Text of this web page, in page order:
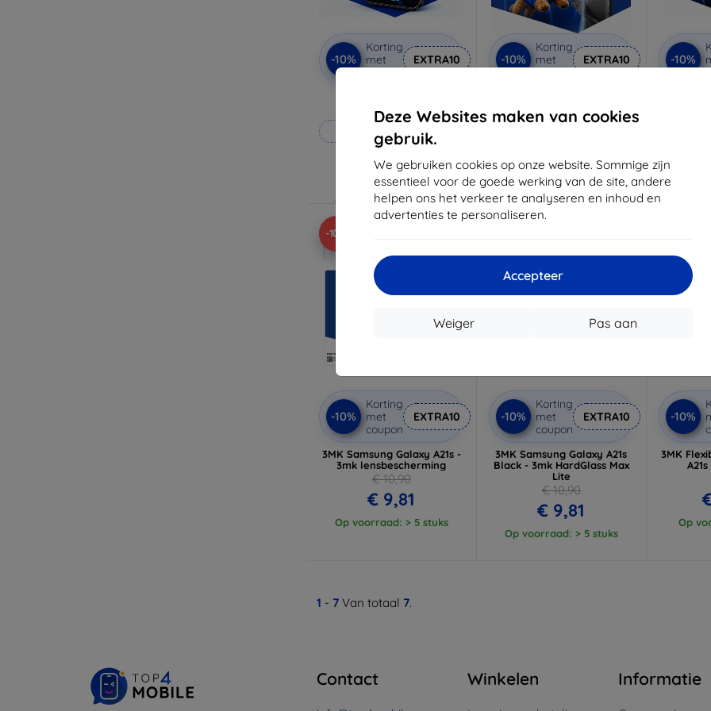
Deze Websites maken van cookies
gebruik.
We gebruiken cookies op onze website. Sommige zijn
essentieel voor de goede werking van de site, andere
helpen ons het verkeer te analyseren en inhoud en
advertenties te personaliseren.
Accepteer
Pas aan
Weiger
-10%
Korting
met
coupon
EXTRA10
Op maat gemaakt
€ 17,90
€ 16,11
Op voorraad: > 5 stuks
-10%
Korting
met
coupon
EXTRA10
€ 13,90
€ 12,51
Op voorraad: > 5 stuks
-10%
-10%
-10%
Korting
met
coupon
EXTRA10
3MK Samsung Galaxy A21s -
3mk lensbescherming
€ 10,90
€ 9,81
Op voorraad: > 5 stuks
-10%
Korting
met
coupon
EXTRA10
3MK Samsung Galaxy A21s
Black - 3mk HardGlass Max
Lite
€ 10,90
€ 9,81
Op voorraad: > 5 stuks
-10%
3MK
Op
1 - 7 Van totaal 7.
Contact Winkelen Informatie